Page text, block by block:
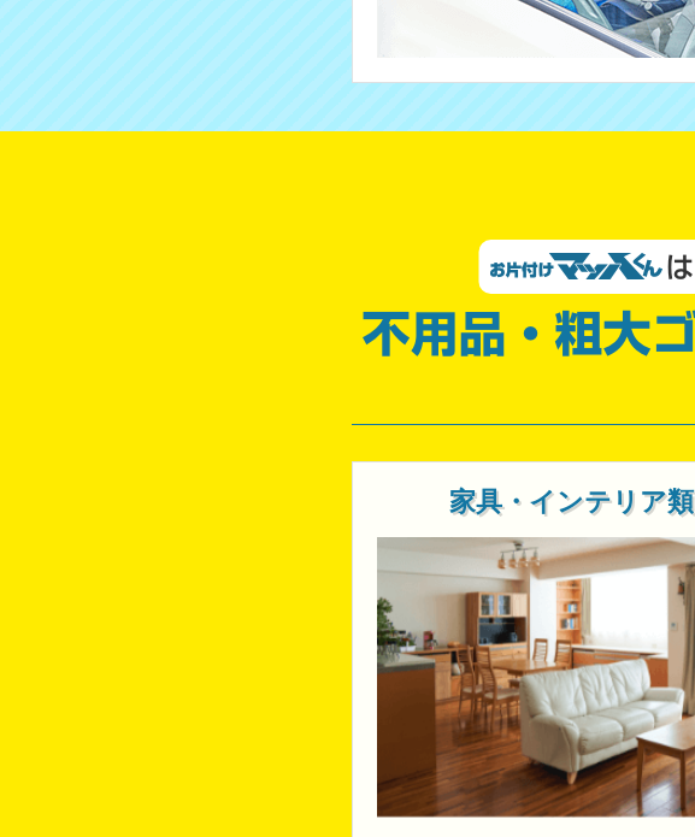
家具・インテリア類